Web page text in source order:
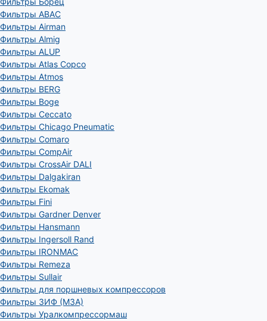
Фильтры ABAC
Фильтры Airman
Фильтры Almig
Фильтры ALUP
Фильтры Atlas Copco
Фильтры Atmos
Фильтры BERG
Фильтры Boge
Фильтры Ceccato
Фильтры Chicago Pneumatic
Фильтры Comaro
Фильтры CompAir
Фильтры CrossAir DALI
Фильтры Dalgakiran
Фильтры Ekomak
Фильтры Fini
Фильтры Gardner Denver
Фильтры Hansmann
Фильтры Ingersoll Rand
Фильтры IRONMAC
Фильтры Remeza
Фильтры Sullair
Фильтры для поршневых компрессоров
Фильтры ЗИФ (МЗА)
Фильтры Уралкомпрессормаш